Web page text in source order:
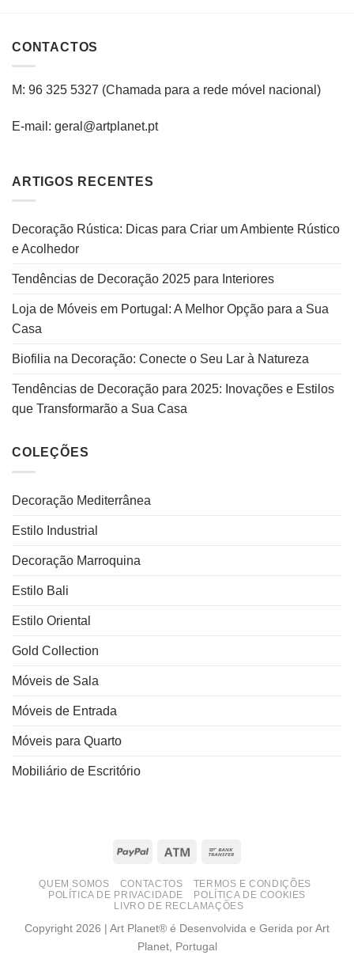
CONTACTOS
M: 96 325 5327 (Chamada para a rede móvel nacional )
E-mail: geral@artplanet.pt
ARTIGOS RECENTES
Decoração Rústica: Dicas para Criar um Ambiente Rústico
e Acolhedor
Tendências de Decoração 2025 para Interiores
Loja de Móveis em Portugal: A Melhor Opção para a Sua
Casa
Biofilia na Decoração: Conecte o Seu Lar à Natureza
Tendências de Decoração para 2025: Inovações e Estilos
que Transformarão a Sua Casa
COLEÇÕES
Decoração Mediterrânea
Estilo Industrial
Decoração Marroquina
Estilo Bali
Estilo Oriental
Gold Collection
Móveis de Sala
Móveis de Entrada
Móveis para Quarto
Mobiliário de Escritório
PayPal Atm
QUEM SOMOS CONTACTOS
TERMOS E CONDIÇÕES
POLÍTICA DE PRIVACIDADE
POLÍTICA DE COOKIES
LIVRO DE RECLAMAÇÕES
Copyright 2026 | Art Planet® é Desenvolvida e Gerida por Art
Planet, Portugal